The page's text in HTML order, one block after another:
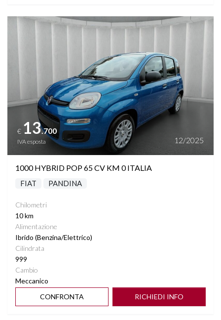
Vedi dettagli
€ 13.700
IVA esposta 12/2025
1000 HYBRID POP 65 CV KM 0 ITALIA
FIAT PANDINA
Chilometri
10 km
Alimentazione
Ibrido (Benzina/Elettrico)
Cilindrata
999
Cambio
Meccanico
CONFRONTA
RICHIEDI INFO